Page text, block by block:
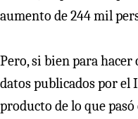
aumento de 244 mil
Pero, si bien para
datos publicados por el
producto de lo que